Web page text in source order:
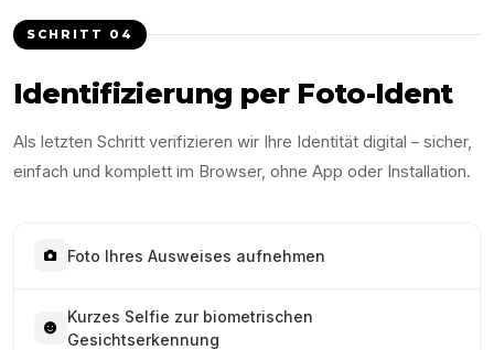
SCHRITT 04
Identifizierung per Foto-Ident
Als letzten Schritt verifizieren wir Ihre Identität digital – sicher,
einfach und komplett im Browser, ohne App oder Installation.
Foto Ihres Ausweises aufnehmen
Kurzes Selfie zur biometrischen
Gesichtserkennung